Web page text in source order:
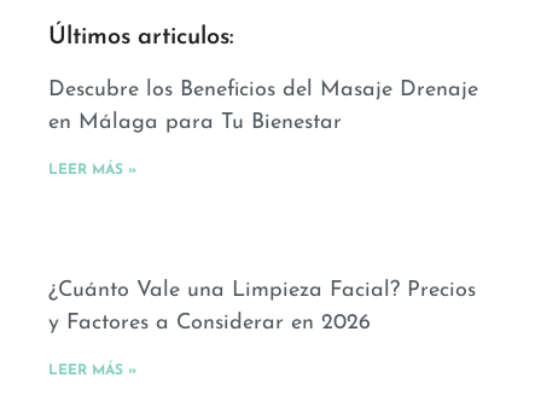
Últimos articulos:
Descubre los Beneficios del Masaje Drenaje
en Málaga para Tu Bienestar
LEER MÁS »
¿Cuánto Vale una Limpieza Facial? Precios
y Factores a Considerar en 2026
LEER MÁS »